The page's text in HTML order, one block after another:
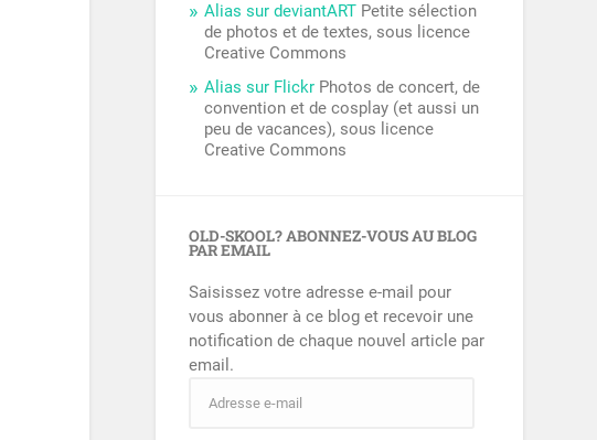
Alias sur deviantART Petite sélection
de photos et de textes, sous licence
Creative Commons
Alias sur Flickr Photos de concert, de
convention et de cosplay (et aussi un
peu de vacances), sous licence
Creative Commons
OLD-SKOOL? ABONNEZ-VOUS AU BLOG
PAR EMAIL
Saisissez votre adresse e-mail pour
vous abonner à ce blog et recevoir une
notification de chaque nouvel article par
email.